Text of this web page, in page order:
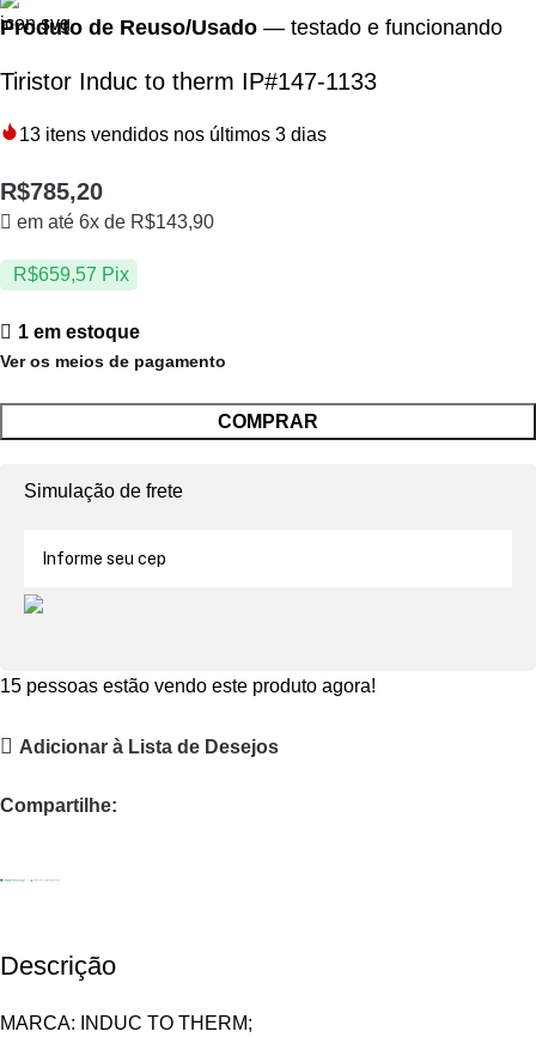
Produto de Reuso/Usado — testado e funcionando
Tiristor Induc to therm IP#147-1133
13 itens vendidos nos últimos 3 dias
R$785,20
em até 6x de R$143,90
R$659,57 Pix
1 em estoque
Ver os meios de pagamento
COMPRAR
Simulação de frete
15 pessoas estão vendo este produto agora!
Adicionar à Lista de Desejos
Compartilhe:
Descrição
MARCA: INDUC TO THERM;